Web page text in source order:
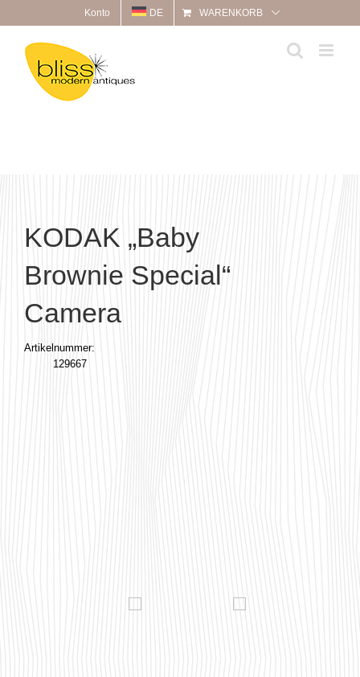
Inhalt
springen
Konto DE WARENKORB
KODAK „Baby
Brownie Special“
Camera
Artikelnummer:
129667